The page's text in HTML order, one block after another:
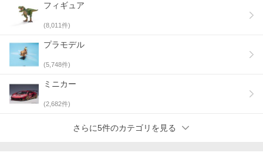
フィギュア
(8,011件)
プラモデル
(5,748件)
ミニカー
(2,682件)
さらに5件のカテゴリを見る